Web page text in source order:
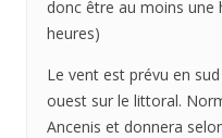
donc être au moins une
heures)
Le vent est prévu en
ouest sur le littoral.
Ancenis et donnera